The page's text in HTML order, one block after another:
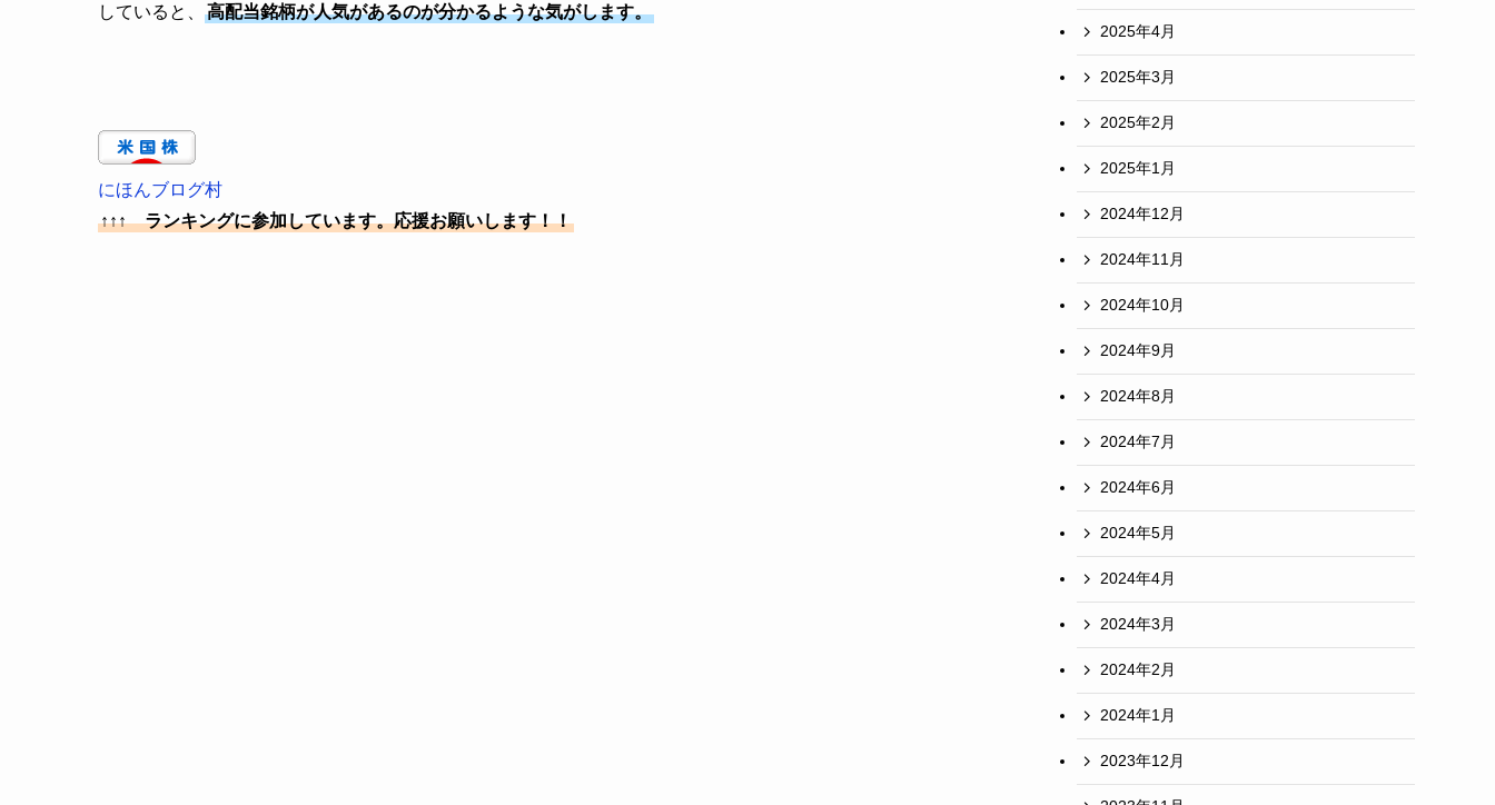
していると、
高配当銘柄が人気があるのが分かるような気がします。
にほんブログ村
↑↑↑ ランキングに参加しています。応援お願いします！！
2025年4月
2025年3月
2025年2月
2025年1月
2024年12月
2024年11月
2024年10月
2024年9月
2024年8月
2024年7月
2024年6月
2024年5月
2024年4月
2024年3月
2024年2月
2024年1月
2023年12月